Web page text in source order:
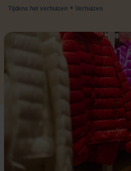
Tijdens het verhuizen • Verhuizen